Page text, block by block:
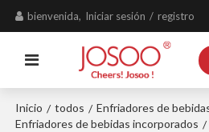
bienvenida, Iniciar sesión / registro
Inicio / todos / Enfriadores de
Enfriadores de bebidas incorporados /